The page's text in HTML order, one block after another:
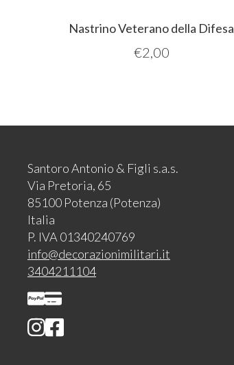
Nastrino Veterano della Difesa
€2,00
Santoro Antonio & Figli s.a.s.
Via Pretoria, 65
85100 Potenza (Potenza)
Italia
P. IVA 01340240769
info@decorazionimilitari.it
3404211104